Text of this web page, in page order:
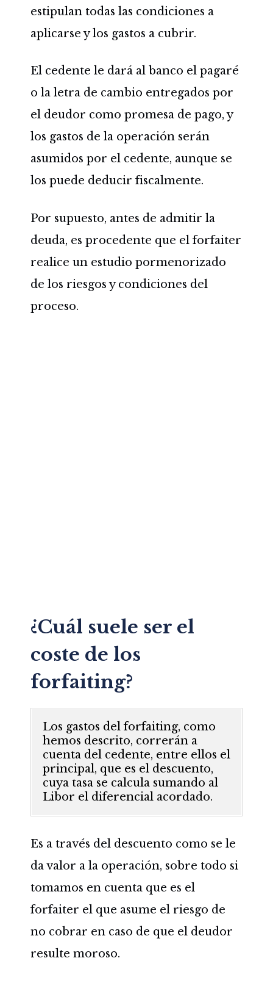
estipulan todas las condiciones a
aplicarse y los gastos a cubrir.
El cedente le dará al banco el pagaré
o la letra de cambio entregados por
el deudor como promesa de pago, y
los gastos de la operación serán
asumidos por el cedente, aunque se
los puede deducir fiscalmente.
Por supuesto, antes de admitir la
deuda, es procedente que el forfaiter
realice un estudio pormenorizado
de los riesgos y condiciones del
proceso.
¿Cuál suele ser el
coste de los
forfaiting?
Los gastos del forfaiting, como
hemos descrito, correrán a
cuenta del cedente, entre ellos el
principal, que es el descuento,
cuya tasa se calcula sumando al
Libor el diferencial acordado.
Es a través del descuento como se le
da valor a la operación, sobre todo si
tomamos en cuenta que es el
forfaiter el que asume el riesgo de
no cobrar en caso de que el deudor
resulte moroso.